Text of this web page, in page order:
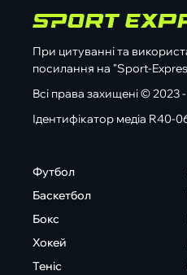
При цитуванні та
посилання на "Sport-
Всі права захищені ©
Ідентифікатор медіа R40-
Футбол
Баскетбол
Бокс
Хокей
Теніс